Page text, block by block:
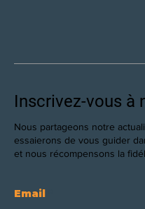
Inscrivez-vous à
Nous partageons notre
essaierons de vous guider
et nous récompensons la
Email